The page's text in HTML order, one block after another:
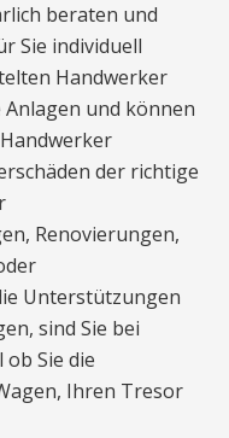
beraten und
Sie individuell
Handwerker
und können
der richtige
Renovierungen,
Unterstützungen
sind Sie bei
Sie die
Ihren Tresor